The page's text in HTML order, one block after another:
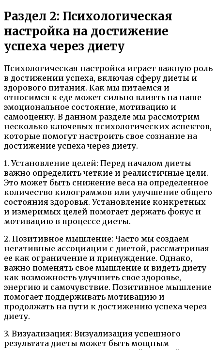
Раздел 2: Психологическая
настройка на достижение
успеха через диету
Психологическая настройка играет важную роль
в достижении успеха, включая сферу диеты и
здорового питания. Как мы питаемся и
относимся к еде может сильно влиять на наше
эмоциональное состояние, мотивацию и
самооценку. В данном разделе мы рассмотрим
несколько ключевых психологических аспектов,
которые помогут настроить свое сознание на
достижение успеха через диету.
1. Установление целей: Перед началом диеты
важно определить четкие и реалистичные цели.
Это может быть снижение веса на определенное
количество килограммов или улучшение общего
состояния здоровья. Установление конкретных
и измеримых целей помогает держать фокус и
мотивацию в процессе диеты.
2. Позитивное мышление: Часто мы создаем
негативные ассоциации с диетой, рассматривая
ее как ограничение и принуждение. Однако,
важно поменять свое мышление и видеть диету
как возможность улучшить свое здоровье,
энергию и самочувствие. Позитивное мышление
помогает поддерживать мотивацию и
продолжать на пути к достижению успеха через
диету.
3. Визуализация: Визуализация успешного
результата диеты может быть мощным